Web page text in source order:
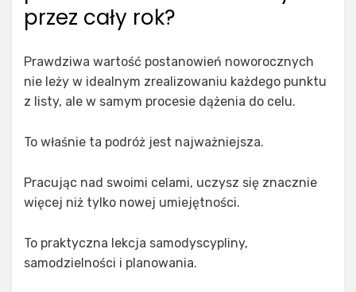
przez cały rok?
Prawdziwa wartość postanowień noworocznych
nie leży w idealnym zrealizowaniu każdego punktu
z listy, ale w samym procesie dążenia do celu.
To właśnie ta podróż jest najważniejsza.
Pracując nad swoimi celami, uczysz się znacznie
więcej niż tylko nowej umiejętności.
To praktyczna lekcja samodyscypliny,
samodzielności i planowania.